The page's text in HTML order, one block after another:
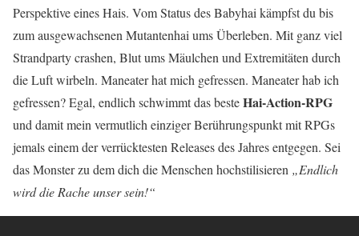
Perspektive eines Hais. Vom Status des Babyhai kämpfst du bis
zum ausgewachsenen Mutantenhai ums Überleben. Mit ganz viel
Strandparty crashen, Blut ums Mäulchen und Extremitäten durch
die Luft wirbeln. Maneater hat mich gefressen. Maneater hab ich
gefressen? Egal, endlich schwimmt das besteHai-Action-RPG
und damit mein vermutlich einziger Berührungspunkt mit RPGs
jemals einem der verrücktesten Releases des Jahres entgegen. Sei
das Monster zu dem dich die Menschen hochstilisieren „Endlich
wird die Rache unser sein!“